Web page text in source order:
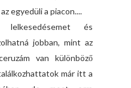
egyedüli a piacon....
és
jobban, mint az
van különböző
már itt a